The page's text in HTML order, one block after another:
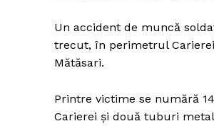
Un accident de muncă
trecut, în perimetrul
Mătăsari.
Printre victime se numără
Carierei şi două tuburi